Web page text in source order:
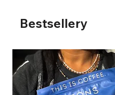
Bestsellery